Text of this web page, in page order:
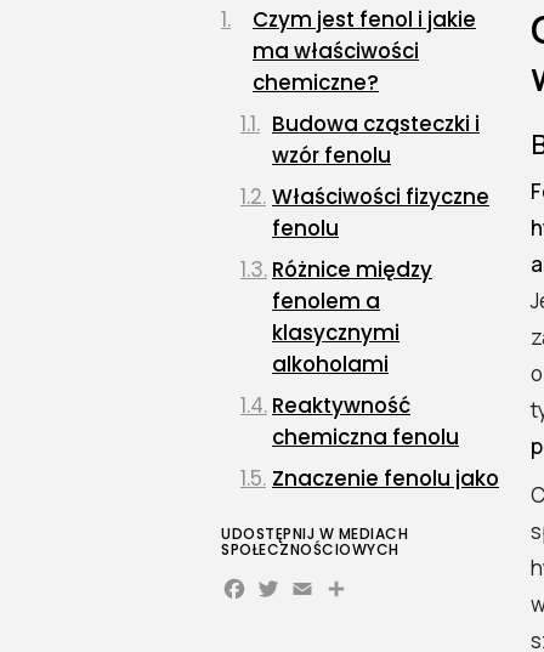
Czym jest fenol i jakie
ma właściwości
chemiczne?
Budowa cząsteczki i
wzór fenolu
Właściwości fizyczne
fenolu
Różnice między
fenolem a
klasycznymi
alkoholami
Reaktywność
chemiczna fenolu
Znaczenie fenolu jako
Zastosowanie fenolu w
przemyśle i
UDOSTĘPNIJ W MEDIACH
SPOŁECZNOŚCIOWYCH
Facebook
Twitter
Email